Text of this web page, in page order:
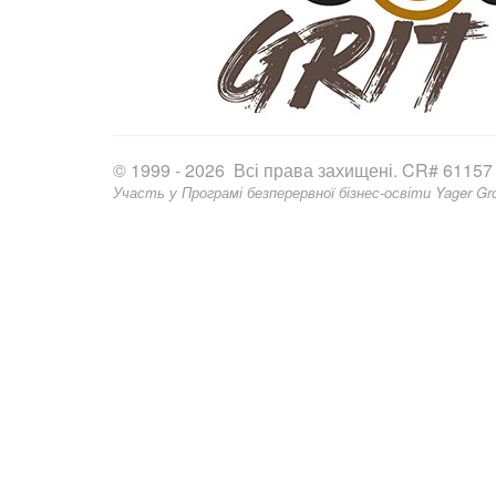
© 1999 - 2026 Всі права захищені. CR# 61157
Участь у Програмі безперервної бізнес-освіти Yager